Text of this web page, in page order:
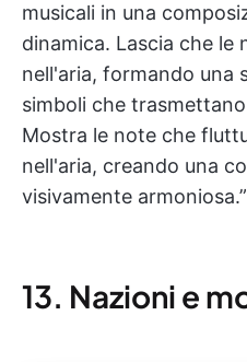
musicali in una
dinamica. Lascia che le
nell'aria, formando una
simboli che
Mostra le note che
nell'aria, creando una
visivamente armoniosa.”
13. Nazioni e